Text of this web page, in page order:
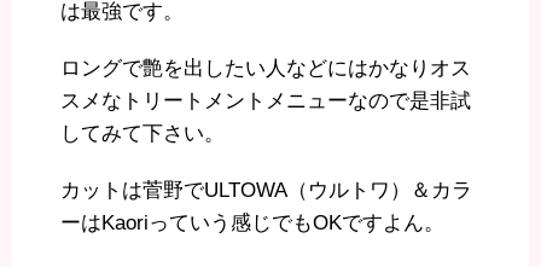
は最強です。
ロングで艶を出したい人などにはかなりオス
スメなトリートメントメニューなので是非試
してみて下さい。
カットは菅野でULTOWA（ウルトワ）＆カラ
ーはKaoriっていう感じでもOKですよん。